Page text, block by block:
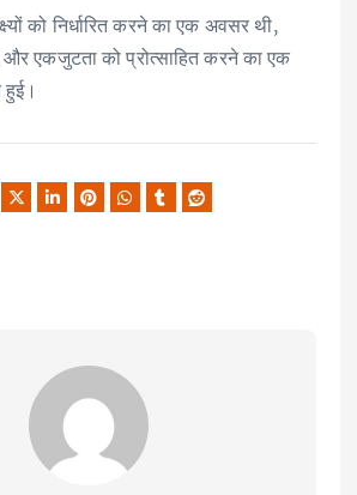
को निर्धारित करने का एक अवसर थी,
एकजुटता को प्रोत्साहित करने का एक